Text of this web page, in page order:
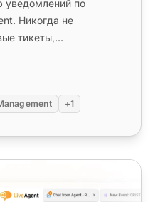
уведомлений по
Никогда не
тикеты,
+1